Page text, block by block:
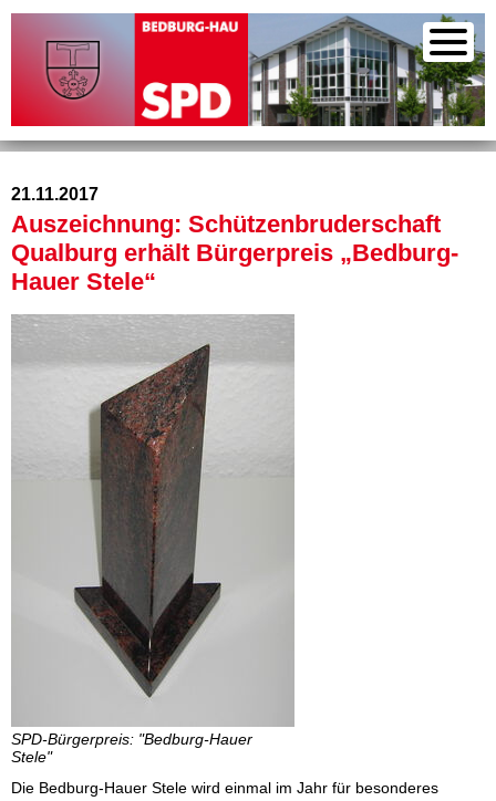
21.11.2017
Auszeichnung: Schützenbruderschaft
Qualburg erhält Bürgerpreis „Bedburg-
Hauer Stele“
SPD-Bürgerpreis: "Bedburg-Hauer
Stele"
Die Bedburg-Hauer Stele wird einmal im Jahr für besonderes